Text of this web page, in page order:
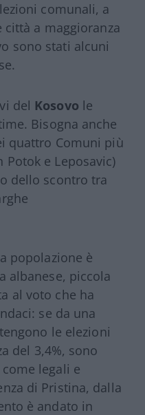
comunali, a
a maggioranza
sono stati alcuni
del Kosovo le
Bisogna anche
quattro Comuni più
e Leposavic)
dello scontro tra
popolazione è
albanese, piccola
al voto che ha
se da una
le elezioni
del 3,4%, sono
legali e
di Pristina, dalla
è andato in